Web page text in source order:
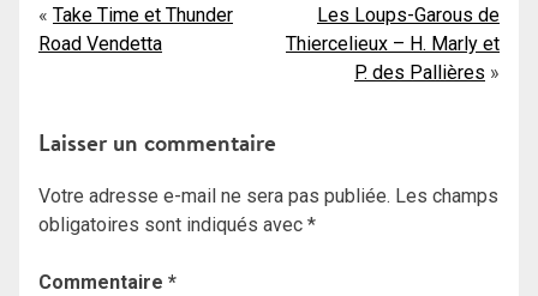
Navigation
de
Take Time et Thunder
Road Vendetta
Les Loups-Garous de
Thiercelieux – H. Marly et
P. des Pallières
Laisser un commentaire
Votre adresse e-mail ne sera pas publiée. Les champs
obligatoires sont indiqués avec *
Commentaire *